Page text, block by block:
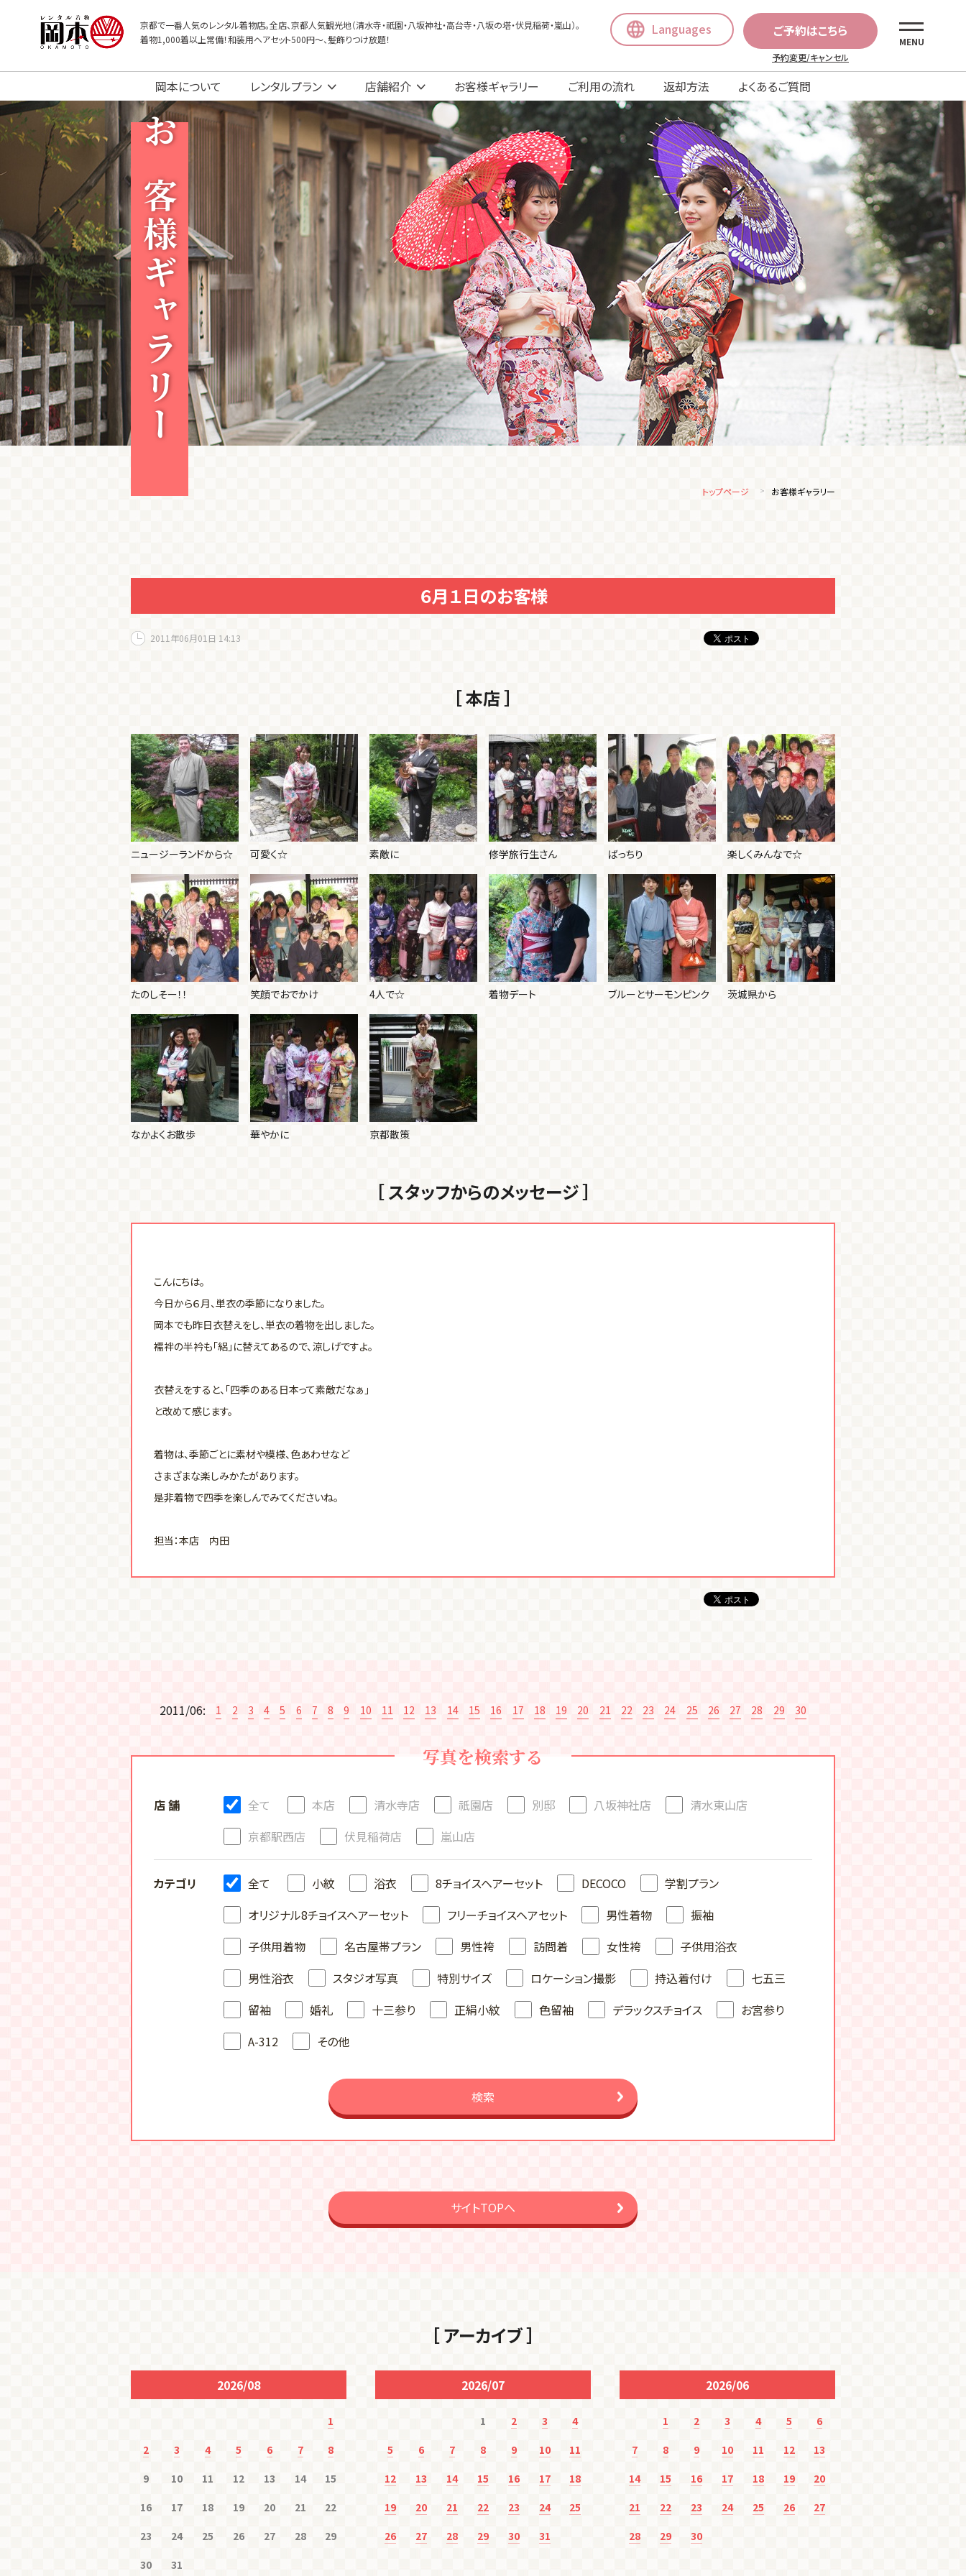
京都で一番人気のレンタル着物店。全店、京都人気観光地（清水寺・祇園・八坂神社・高台寺・八坂の塔・伏見稲荷・嵐山）。
着物1,000着以上常備！和装用ヘアセット500円〜、髪飾りつけ放題！
Languages ご予約はこちら
予約変更/キャンセル
MENU
岡本について レンタルプラン 店舗紹介 お客様ギャラリー ご利用の流れ 返却方法 よくあるご質問
お客様ギャラリー
トップページ お客様ギャラリー
６月１日のお客様
2011年06月01日 14:13
［ 本店 ］
ニュージーランドから☆ 可愛く☆ 素敵に 修学旅行生さん ばっちり 楽しくみんなで☆
たのしそー！！ 笑顔でおでかけ 4人で☆ 着物デート ブルーとサーモンピンク 茨城県から
なかよくお散歩 華やかに 京都散策
［ スタッフからのメッセージ ］
こんにちは。
今日から６月、単衣の季節になりました。
岡本でも昨日衣替えをし、単衣の着物を出しました。
襦袢の半衿も「絽」に替えてあるので、涼しげですよ。
衣替えをすると、「四季のある日本って素敵だなぁ」
と改めて感じます。
着物は、季節ごとに素材や模様、色あわせなど
さまざまな楽しみかたがあります。
是非着物で四季を楽しんでみてくださいね。
担当：本店 内田
2011/06: 1 2 3 4 5 6 7 8 9 10 11 12 13 14 15 16 17 18 19 20 21 22 23 24 25 26 27 28 29 30
写真を検索する
店 舗 全て 本店 清水寺店 祇園店 別邸 八坂神社店
清水東山店
京都駅西店
伏見稲荷店 嵐山店
カテゴリ 全て 小紋 浴衣 8チョイスヘアーセット DECOCO
学割プラン
オリジナル8チョイスヘアーセット
フリーチョイスヘアセット 男性着物
振袖
子供用着物
名古屋帯プラン 男性袴 訪問着 女性袴
子供用浴衣
男性浴衣
スタジオ写真 特別サイズ ロケーション撮影 持込着付け
七五三
留袖
婚礼 十三参り 正絹小紋 色留袖 デラックスチョイス
お宮参り
A-312
その他
検索
サイトTOPへ
［ アーカイブ ］
2026/08
1
2
3 4 5 6 7
8
9
10 11 12 13 14
15
16
17 18 19 20 21
22
23
24 25 26 27 28
29
30
31
2026/07
1 2 3
4
5
6 7 8 9 10
11
12
13 14 15 16 17
18
19
20 21 22 23 24
25
26
27 28 29 30 31
2026/06
1 2 3 4 5
6
7
8 9 10 11 12
13
14
15 16 17 18 19
20
21
22 23 24 25 26
27
28
29 30